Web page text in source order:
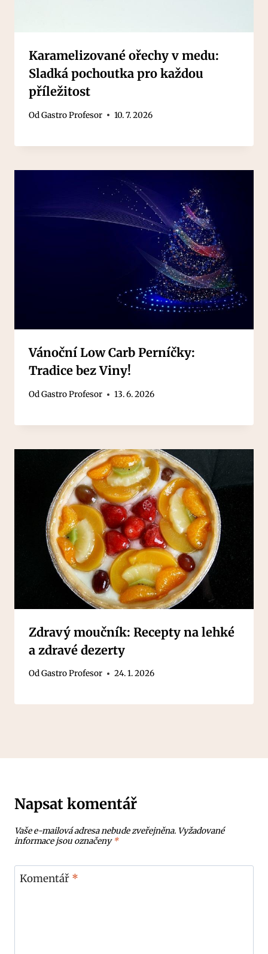
Karamelizované ořechy v medu:
Sladká pochoutka pro každou
příležitost
OdGastro Profesor 10. 7. 2026
Vánoční Low Carb Perníčky:
Tradice bez Viny!
OdGastro Profesor 13. 6. 2026
Zdravý moučník: Recepty na lehké
a zdravé dezerty
OdGastro Profesor 24. 1. 2026
Napsat komentář
Vaše e-mailová adresa nebude zveřejněna. Vyžadované
informace jsou označeny*
Komentář *